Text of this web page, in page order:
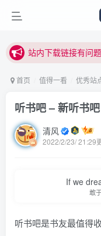
站内下载链接有问
站内下载链接有问
首页 值得一看 优秀站
听书吧 – 新听书
清风
2022/2/23/ 21:29
If we
敢
听书吧是书友最值得